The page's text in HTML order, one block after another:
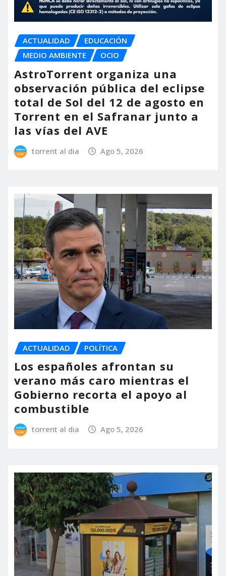
ACTUALIDAD
EDUCACIÓN
MEDIO AMBIENTE
OCIO
AstroTorrent organiza una
observación pública del eclipse
total de Sol del 12 de agosto en
Torrent en el Safranar junto a
las vías del AVE
torrent al dia Ago 5, 2026
ACTUALIDAD POLÍTICA
Los españoles afrontan su
verano más caro mientras el
Gobierno recorta el apoyo al
combustible
torrent al dia Ago 5, 2026